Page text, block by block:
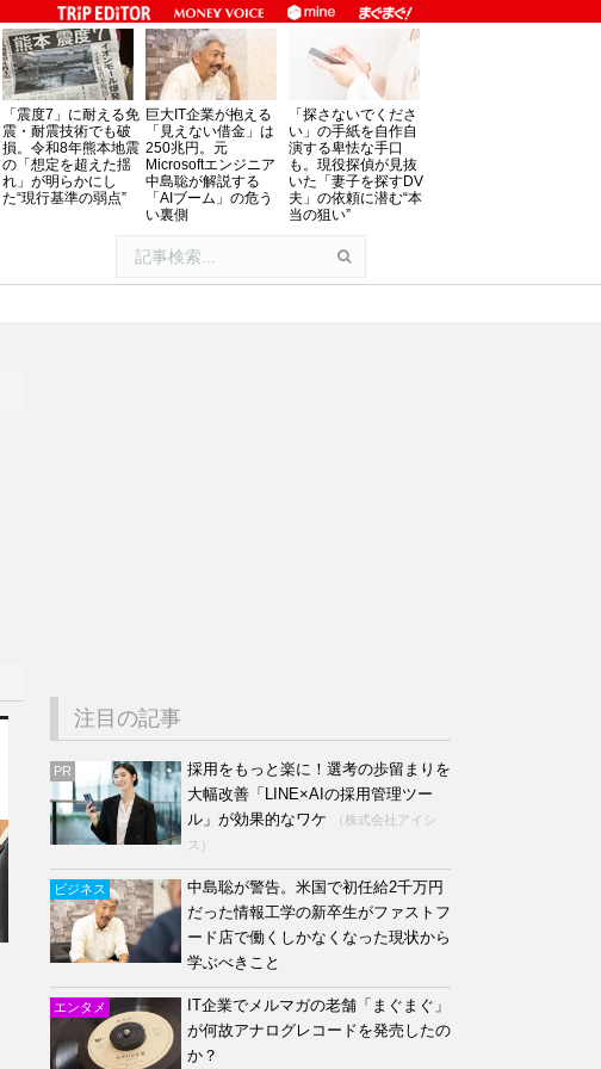
「震度7」に耐える免
震・耐震技術でも破
損。令和8年熊本地震
の「想定を超えた揺
れ」が明らかにし
た“現行基準の弱点”
巨大IT企業が抱える
「見えない借金」は
250兆円。元
Microsoftエンジニア
中島聡が解説する
「AIブーム」の危う
い裏側
「探さないでくださ
い」の手紙を自作自
演する卑怯な手口
も。現役探偵が見抜
いた「妻子を探すDV
夫」の依頼に潜む“本
当の狙い”
注目の記事
PR
採用をもっと楽に！選考の歩留まりを
大幅改善「LINE×AIの採用管理ツー
ル」が効果的なワケ
（株式会社アイシ
ス）
ビジネス
中島聡が警告。米国で初任給2千万円
だった情報工学の新卒生がファストフ
ード店で働くしかなくなった現状から
学ぶべきこと
エンタメ
IT企業でメルマガの老舗「まぐまぐ」
が何故アナログレコードを発売したの
か？